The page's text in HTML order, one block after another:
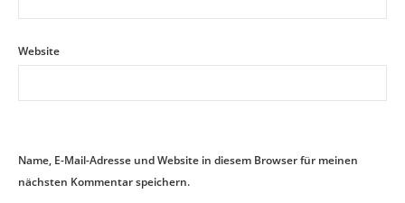
Website
Name, E-Mail-Adresse und Website in diesem Browser für meinen
nächsten Kommentar speichern.